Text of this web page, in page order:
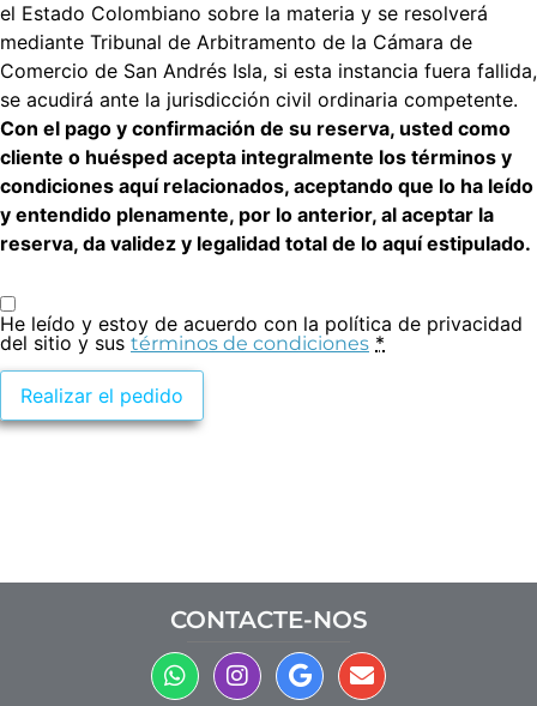
el Estado Colombiano sobre la materia y se resolverá
mediante Tribunal de Arbitramento de la Cámara de
Comercio de San Andrés Isla, si esta instancia fuera fallida,
se acudirá ante la jurisdicción civil ordinaria competente.
Con el pago y confirmación de su reserva, usted como
cliente o huésped acepta integralmente los términos y
condiciones aquí relacionados, aceptando que lo ha leído
y entendido plenamente, por lo anterior, al aceptar la
reserva, da validez y legalidad total de lo aquí estipulado.
He leído y estoy de acuerdo con la política de privacidad
del sitio y sus términos de condiciones *
Realizar el pedido
CONTACTE-NOS